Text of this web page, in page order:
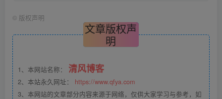
© 版权声明
文章版权声
明
1、本网站名称： 清风博客
2、本站永久网址： https://www.qfya.com
3、本网站的文章部分内容来源于网络，仅供大家学习与参考，如